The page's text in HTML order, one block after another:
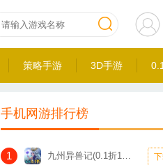
策略手游 3D手游
手机网游排行榜
1 九州异兽记(0.1折1W免费版)